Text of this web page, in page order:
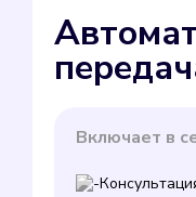
Включает в